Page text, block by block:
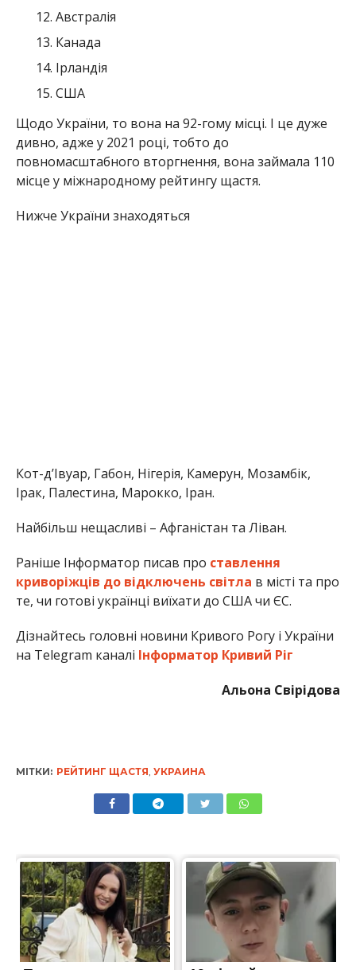
Австралія
Канада
Ірландія
США
Щодо України, то вона на 92-гому місці. І це дуже
дивно, адже у 2021 році, тобто до
повномасштабного вторгнення, вона займала 110
місце у міжнародному рейтингу щастя.
Нижче України знаходяться
Кот-д’Івуар, Габон, Нігерія, Камерун, Мозамбік,
Ірак, Палестина, Марокко, Іран.
Найбільш нещасливі – Афганістан та Ліван.
Раніше Інформатор писав про ставлення
криворіжців до відключень світла в місті та про
те, чи готові українці виїхати до США чи ЄС.
Дізнайтесь головні новини Кривого Рогу і України
на Telegram каналі Інформатор Кривий Ріг
Альона Свірідова
МІТКИ: РЕЙТИНГ ЩАСТЯ, УКРАИНА